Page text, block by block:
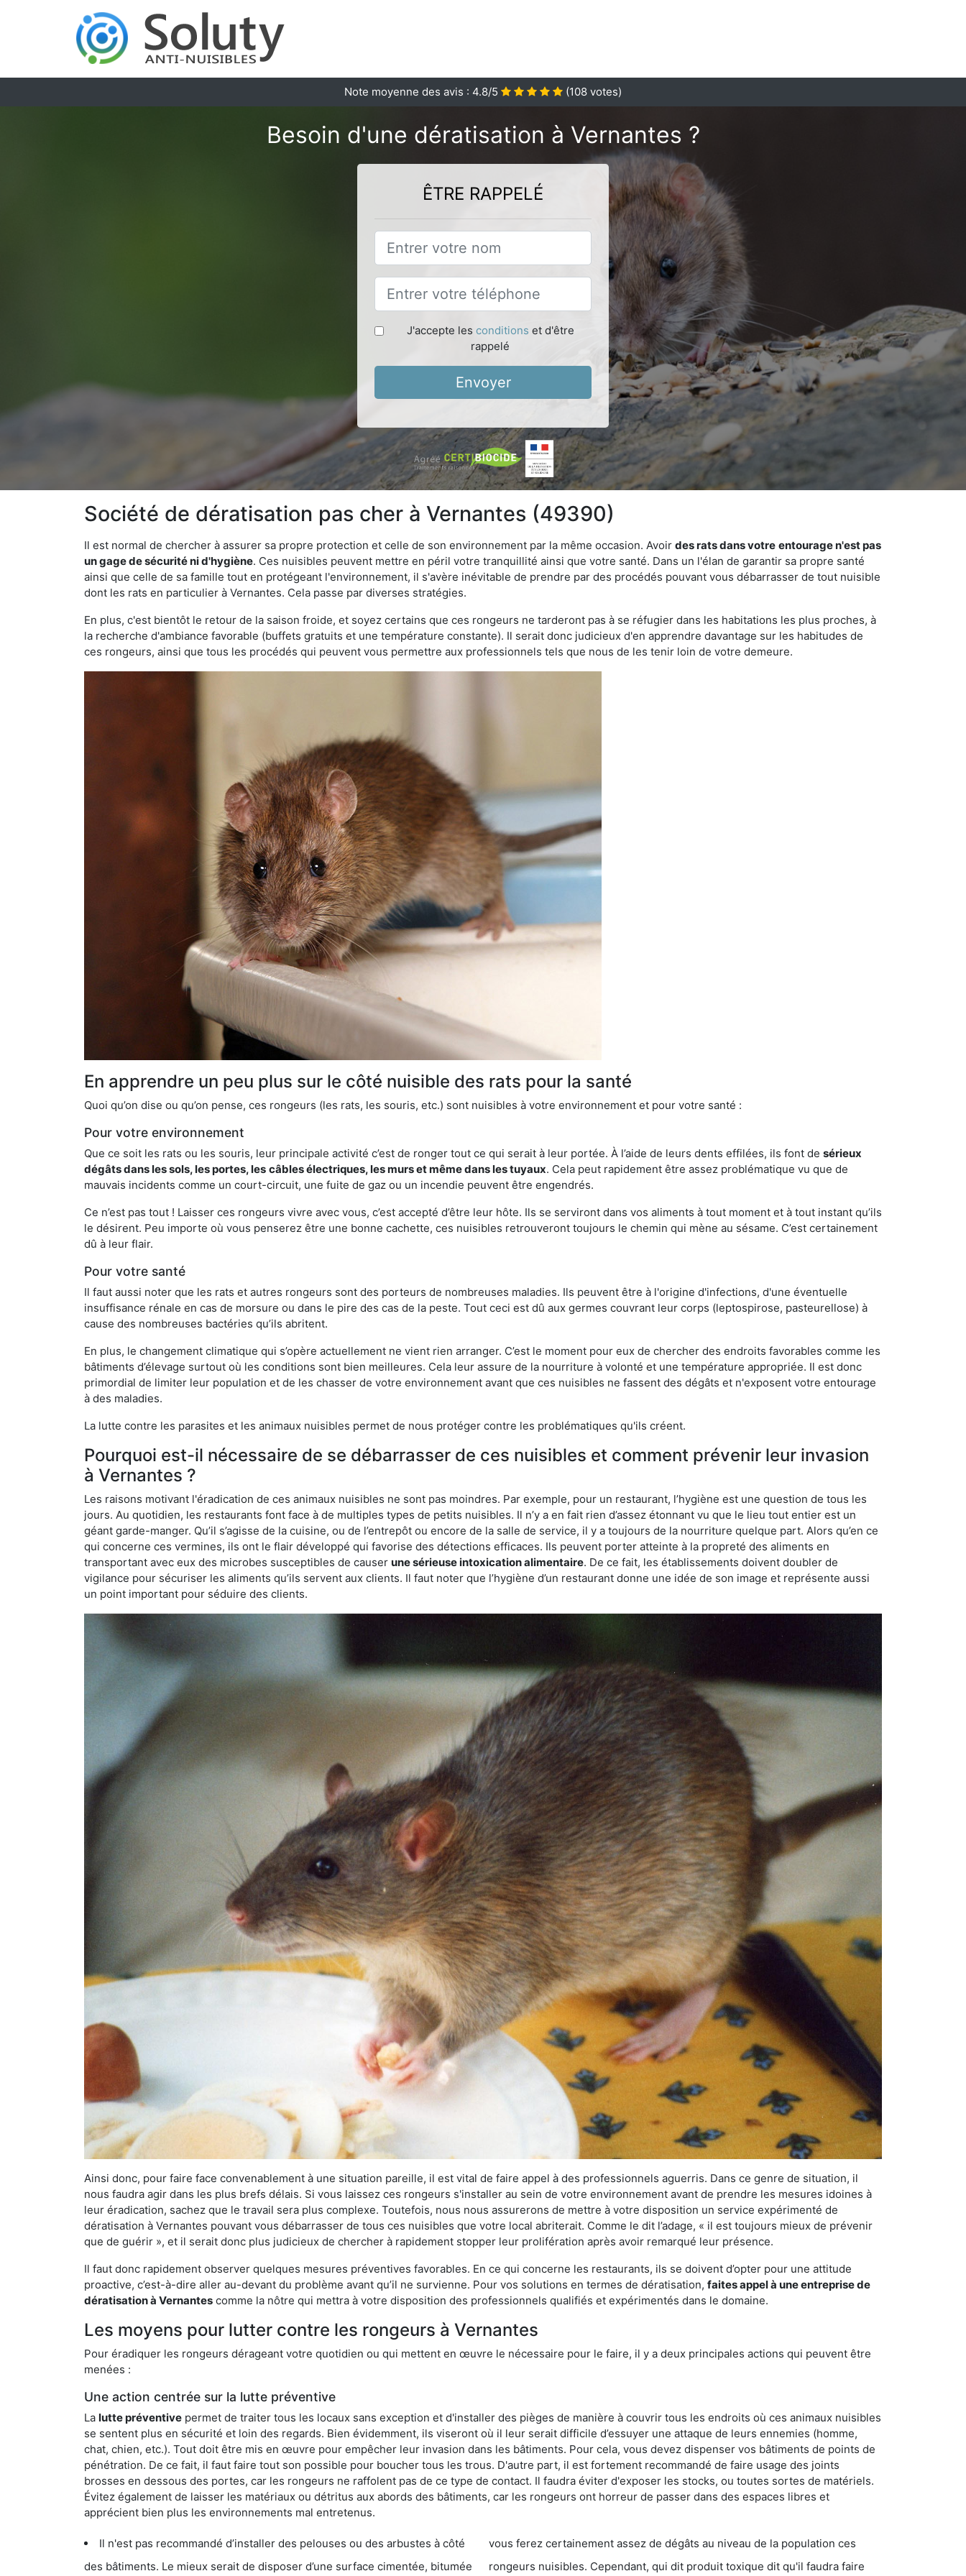
Note moyenne des avis : 4.8/5 (108 votes)
Besoin d'une dératisation à Vernantes ?
ÊTRE RAPPELÉ
J'accepte les conditions et d'être
rappelé
Envoyer
Société de dératisation pas cher à Vernantes (49390)
Il est normal de chercher à assurer sa propre protection et celle de son environnement par la même occasion. Avoir des rats dans votre entourage n'est pas
un gage de sécurité ni d'hygiène. Ces nuisibles peuvent mettre en péril votre tranquillité ainsi que votre santé. Dans un l'élan de garantir sa propre santé
ainsi que celle de sa famille tout en protégeant l'environnement, il s'avère inévitable de prendre par des procédés pouvant vous débarrasser de tout nuisible
dont les rats en particulier à Vernantes. Cela passe par diverses stratégies.
En plus, c'est bientôt le retour de la saison froide, et soyez certains que ces rongeurs ne tarderont pas à se réfugier dans les habitations les plus proches, à
la recherche d'ambiance favorable (buffets gratuits et une température constante). Il serait donc judicieux d'en apprendre davantage sur les habitudes de
ces rongeurs, ainsi que tous les procédés qui peuvent vous permettre aux professionnels tels que nous de les tenir loin de votre demeure.
En apprendre un peu plus sur le côté nuisible des rats pour la santé
Quoi qu’on dise ou qu’on pense, ces rongeurs (les rats, les souris, etc.) sont nuisibles à votre environnement et pour votre santé :
Pour votre environnement
Que ce soit les rats ou les souris, leur principale activité c’est de ronger tout ce qui serait à leur portée. À l’aide de leurs dents effilées, ils font de sérieux
dégâts dans les sols, les portes, les câbles électriques, les murs et même dans les tuyaux. Cela peut rapidement être assez problématique vu que de
mauvais incidents comme un court-circuit, une fuite de gaz ou un incendie peuvent être engendrés.
Ce n’est pas tout ! Laisser ces rongeurs vivre avec vous, c’est accepté d’être leur hôte. Ils se serviront dans vos aliments à tout moment et à tout instant qu’ils
le désirent. Peu importe où vous penserez être une bonne cachette, ces nuisibles retrouveront toujours le chemin qui mène au sésame. C’est certainement
dû à leur flair.
Pour votre santé
Il faut aussi noter que les rats et autres rongeurs sont des porteurs de nombreuses maladies. Ils peuvent être à l'origine d'infections, d'une éventuelle
insuffisance rénale en cas de morsure ou dans le pire des cas de la peste. Tout ceci est dû aux germes couvrant leur corps (leptospirose, pasteurellose) à
cause des nombreuses bactéries qu’ils abritent.
En plus, le changement climatique qui s’opère actuellement ne vient rien arranger. C’est le moment pour eux de chercher des endroits favorables comme les
bâtiments d’élevage surtout où les conditions sont bien meilleures. Cela leur assure de la nourriture à volonté et une température appropriée. Il est donc
primordial de limiter leur population et de les chasser de votre environnement avant que ces nuisibles ne fassent des dégâts et n'exposent votre entourage
à des maladies.
La lutte contre les parasites et les animaux nuisibles permet de nous protéger contre les problématiques qu'ils créent.
Pourquoi est-il nécessaire de se débarrasser de ces nuisibles et comment prévenir leur invasion
à Vernantes ?
Les raisons motivant l'éradication de ces animaux nuisibles ne sont pas moindres. Par exemple, pour un restaurant, l’hygiène est une question de tous les
jours. Au quotidien, les restaurants font face à de multiples types de petits nuisibles. Il n’y a en fait rien d’assez étonnant vu que le lieu tout entier est un
géant garde-manger. Qu’il s’agisse de la cuisine, ou de l’entrepôt ou encore de la salle de service, il y a toujours de la nourriture quelque part. Alors qu’en ce
qui concerne ces vermines, ils ont le flair développé qui favorise des détections efficaces. Ils peuvent porter atteinte à la propreté des aliments en
transportant avec eux des microbes susceptibles de causer une sérieuse intoxication alimentaire. De ce fait, les établissements doivent doubler de
vigilance pour sécuriser les aliments qu’ils servent aux clients. Il faut noter que l’hygiène d’un restaurant donne une idée de son image et représente aussi
un point important pour séduire des clients.
Ainsi donc, pour faire face convenablement à une situation pareille, il est vital de faire appel à des professionnels aguerris. Dans ce genre de situation, il
nous faudra agir dans les plus brefs délais. Si vous laissez ces rongeurs s'installer au sein de votre environnement avant de prendre les mesures idoines à
leur éradication, sachez que le travail sera plus complexe. Toutefois, nous nous assurerons de mettre à votre disposition un service expérimenté de
dératisation à Vernantes pouvant vous débarrasser de tous ces nuisibles que votre local abriterait. Comme le dit l’adage, « il est toujours mieux de prévenir
que de guérir », et il serait donc plus judicieux de chercher à rapidement stopper leur prolifération après avoir remarqué leur présence.
Il faut donc rapidement observer quelques mesures préventives favorables. En ce qui concerne les restaurants, ils se doivent d’opter pour une attitude
proactive, c’est-à-dire aller au-devant du problème avant qu’il ne survienne. Pour vos solutions en termes de dératisation, faites appel à une entreprise de
dératisation à Vernantes comme la nôtre qui mettra à votre disposition des professionnels qualifiés et expérimentés dans le domaine.
Les moyens pour lutter contre les rongeurs à Vernantes
Pour éradiquer les rongeurs dérageant votre quotidien ou qui mettent en œuvre le nécessaire pour le faire, il y a deux principales actions qui peuvent être
menées :
Une action centrée sur la lutte préventive
La lutte préventive permet de traiter tous les locaux sans exception et d'installer des pièges de manière à couvrir tous les endroits où ces animaux nuisibles
se sentent plus en sécurité et loin des regards. Bien évidemment, ils viseront où il leur serait difficile d’essuyer une attaque de leurs ennemies (homme,
chat, chien, etc.). Tout doit être mis en œuvre pour empêcher leur invasion dans les bâtiments. Pour cela, vous devez dispenser vos bâtiments de points de
pénétration. De ce fait, il faut faire tout son possible pour boucher tous les trous. D'autre part, il est fortement recommandé de faire usage des joints
brosses en dessous des portes, car les rongeurs ne raffolent pas de ce type de contact. Il faudra éviter d'exposer les stocks, ou toutes sortes de matériels.
Évitez également de laisser les matériaux ou détritus aux abords des bâtiments, car les rongeurs ont horreur de passer dans des espaces libres et
apprécient bien plus les environnements mal entretenus.
Il n'est pas recommandé d’installer des pelouses ou des arbustes à côté
des bâtiments. Le mieux serait de disposer d’une surface cimentée, bitumée
vous ferez certainement assez de dégâts au niveau de la population ces
rongeurs nuisibles. Cependant, qui dit produit toxique dit qu'il faudra faire